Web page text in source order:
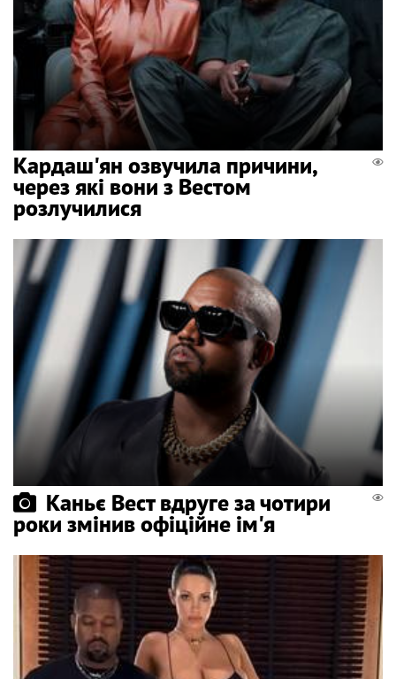
Кардаш'ян озвучила причини,
через які вони з Вестом
розлучилися
Каньє Вест вдруге за чотири
роки змінив офіційне ім'я